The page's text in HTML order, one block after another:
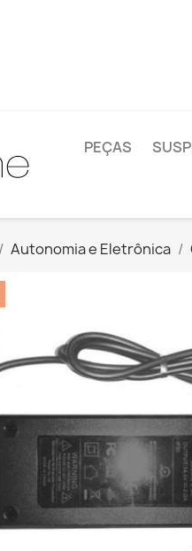
PEÇAS
Autonomia e Eletrônica